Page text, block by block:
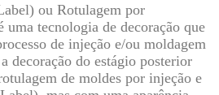
ou Rotulagem por
uma tecnologia de decoração que
de injeção e/ou moldagem
decoração do estágio posterior
de moldes por injeção e